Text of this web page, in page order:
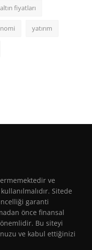
fiyatları
yatırım
ve
Sitede
garanti
önce finansal
önemlidir. Bu siteyi
ve kabul ettiğinizi